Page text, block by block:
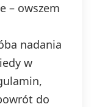
e-
– owszem
nadania
w
do